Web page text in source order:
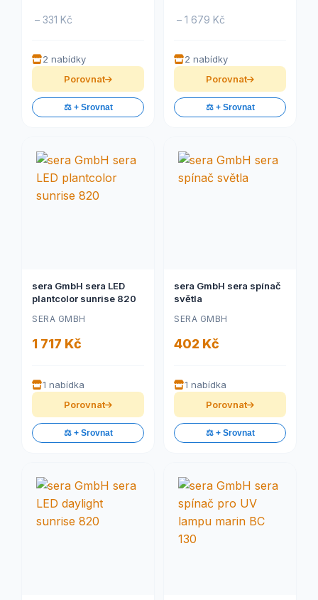
– 331 Kč
2 nabídky
Porovnat
⚖️ + Srovnat
– 1 679 Kč
2 nabídky
Porovnat
⚖️ + Srovnat
sera GmbH sera LED
plantcolor sunrise 820
SERA GMBH
1 717 Kč
1 nabídka
Porovnat
⚖️ + Srovnat
sera GmbH sera spínač
světla
SERA GMBH
402 Kč
1 nabídka
Porovnat
⚖️ + Srovnat